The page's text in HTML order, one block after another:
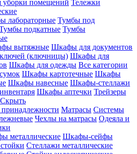
уборки помещений Тележки
лабораторные Тумбы под
подкатные Тумбы
вытяжные Шкафы для документов
(ключницы) Шкафы для
Шкафы для одежды Все категории
Шкафы картотечные Шкафы
Шкафы навесные Шкафы-стеллажи
Шкафы аптечки Трейзеры
Скрыть
Матрасы Системы
Чехлы на матрасы Одеяла и
металлические Шкафы-сейфы
Стеллажи металлические